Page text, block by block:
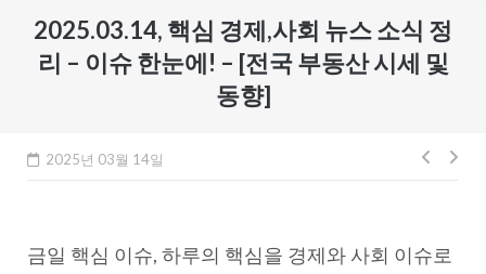
2025.03.14, 핵심 경제,사회 뉴스 소식 정
리 – 이슈 한눈에! – [전국 부동산 시세 및
동향]
2025년 03월 14일
글
게
금일 핵심 이슈, 하루의 핵심을 경제와 사회 이슈로